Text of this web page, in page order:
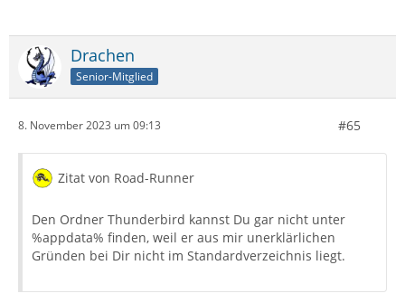
Drachen
Senior-Mitglied
8. November 2023 um 09:13 #65
Zitat von Road-Runner
Den Ordner Thunderbird kannst Du gar nicht unter
%appdata% finden, weil er aus mir unerklärlichen
Gründen bei Dir nicht im Standardverzeichnis liegt.